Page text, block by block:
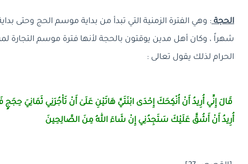
الحجة
شهراً ، وكان أهل مدين يوقتون بالحجة لأنها فترة موسم التجارة
الحرام لذلك يقول تعالى :
قَالَ إِنِّي أُرِيدُ أَنْ أُنْكِحَكَ إِحْدَى ابْنَتَيَّ هَاتَيْنِ عَلَىٰ أَنْ تَأْجُرَنِي ثَمَانِيَ
أُرِيدُ أَنْ أَشُقَّ عَلَيْكَ سَتَجِدُنِي إِنْ شَاءَ اللهُ مِنَ الصَّالِحِينَ